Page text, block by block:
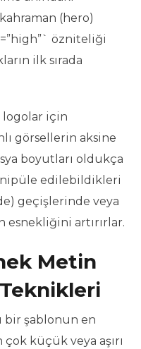
(hero)
özniteliği
ilk sırada
logolar için
görsellerin aksine
boyutları oldukça
edilebildikleri
geçişlerinde veya
artırırlar.
Metin
şablonun en
küçük veya aşırı